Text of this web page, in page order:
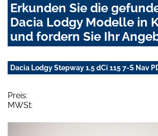
Erkunden Sie die
Dacia Lodgy Modelle in
und fordern Sie Ihr
Dacia Lodgy Stepway 1.5 dCi 115 7-S Nav
Preis:
MWSt: